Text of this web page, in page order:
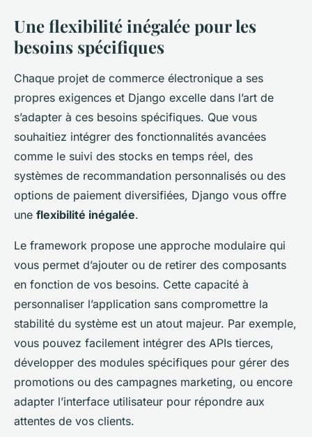
Une flexibilité inégalée pour les
besoins spécifiques
Chaque projet de commerce électronique a ses
propres exigences et Django excelle dans l’art de
s’adapter à ces besoins spécifiques. Que vous
souhaitiez intégrer des fonctionnalités avancées
comme le suivi des stocks en temps réel, des
systèmes de recommandation personnalisés ou des
options de paiement diversifiées, Django vous offre
une flexibilité inégalée.
Le framework propose une approche modulaire qui
vous permet d’ajouter ou de retirer des composants
en fonction de vos besoins. Cette capacité à
personnaliser l’application sans compromettre la
stabilité du système est un atout majeur. Par exemple,
vous pouvez facilement intégrer des APIs tierces,
développer des modules spécifiques pour gérer des
promotions ou des campagnes marketing, ou encore
adapter l’interface utilisateur pour répondre aux
attentes de vos clients.